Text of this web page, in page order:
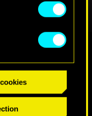
ci-